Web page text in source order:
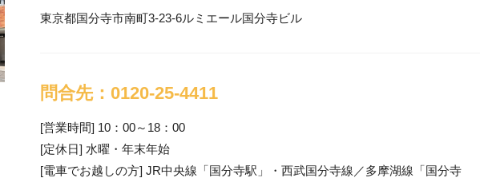
ギャラリー国分寺] 2026年 お盆大感謝フェア 開催
ギャラリー国分寺]
東京都国分寺市南町3-23-6ルミエール国分寺ビル
問合先：0120-25-4411
[営業時間] 10：00～18：00
[定休日] 水曜・年末年始
[電車でお越しの方] JR中央線「国分寺駅」・西武国分寺線／多摩湖線「国分寺